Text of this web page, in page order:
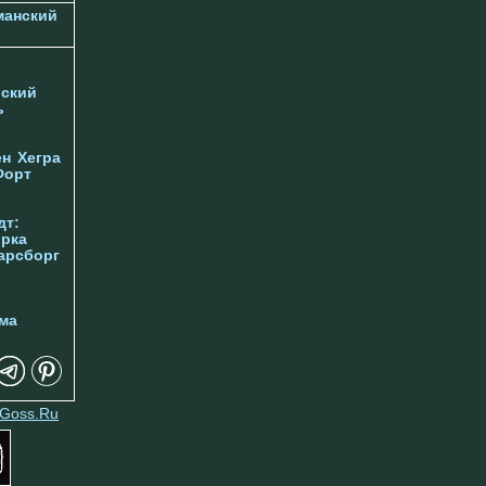
Хегра
Goss.Ru